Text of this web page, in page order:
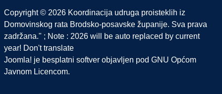
Copyright © 2026 Koordinacija udruga proisteklih iz
Domovinskog rata Brodsko-posavske županije. Sva prava
zadržana." ; Note : 2026 will be auto replaced by current
year! Don't translate
Joomla! je besplatni softver objavljen pod GNU Općom
Javnom Licencom.